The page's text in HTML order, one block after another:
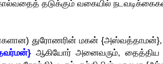
தடுக்கும் வகையில்
துரோணரின் மகன் {அஸ்வத்தாமன்},
ஆகியோர் அனைவரும், தைத்திய